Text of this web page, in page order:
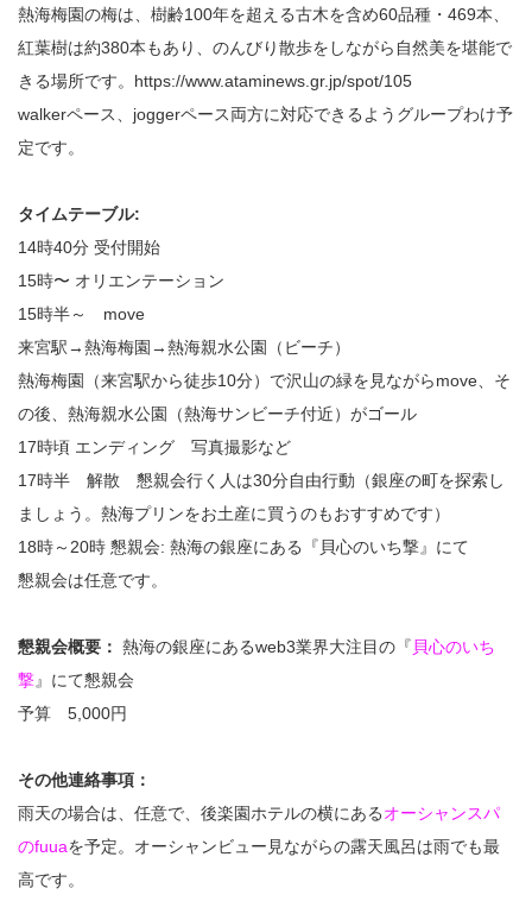
熱海梅園の梅は、樹齢100年を超える古木を含め60品種・469本、
紅葉樹は約380本もあり、のんびり散歩をしながら自然美を堪能で
きる場所です。https://www.ataminews.gr.jp/spot/105
walkerペース、joggerペース両方に対応できるようグループわけ予
定です。
タイムテーブル:
14時40分 受付開始
15時〜 オリエンテーション
15時半～ move
来宮駅→熱海梅園→熱海親水公園（ビーチ）
熱海梅園（来宮駅から徒歩10分）で沢山の緑を見ながらmove、そ
の後、熱海親水公園（熱海サンビーチ付近）がゴール
17時頃 エンディング 写真撮影など
17時半 解散 懇親会行く人は30分自由行動（銀座の町を探索し
ましょう。熱海プリンをお土産に買うのもおすすめです）
18時～20時 懇親会: 熱海の銀座にある『貝心のいち撃』にて
懇親会は任意です。
懇親会概要： 熱海の銀座にあるweb3業界大注目の『貝心のいち
撃』にて懇親会
予算 5,000円
その他連絡事項：
雨天の場合は、任意で、後楽園ホテルの横にあるオーシャンスパ
のfuuaを予定。オーシャンビュー見ながらの露天風呂は雨でも最
高です。